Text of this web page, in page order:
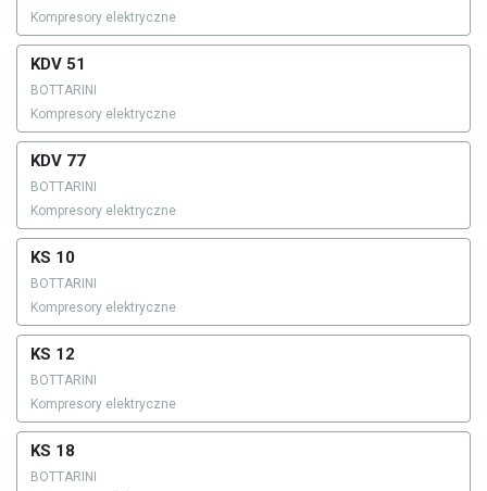
Kompresory elektryczne
KDV 51
BOTTARINI
Kompresory elektryczne
KDV 77
BOTTARINI
Kompresory elektryczne
KS 10
BOTTARINI
Kompresory elektryczne
KS 12
BOTTARINI
Kompresory elektryczne
KS 18
BOTTARINI